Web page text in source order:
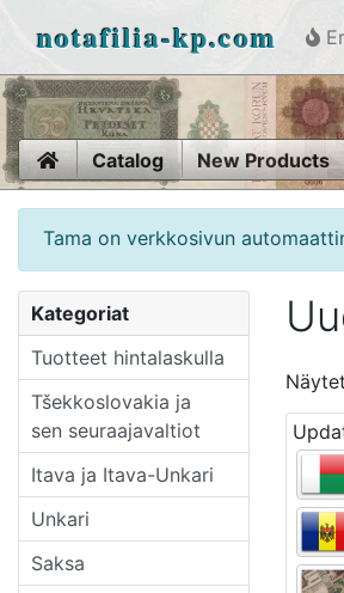
notafilia-kp.com
HomeCatalog New Products
Tama on verkkosivun
Kategoriat
Tuotteet hintalaskulla
Tšekkoslovakia ja
sen seuraajavaltiot
Itava ja Itava-Unkari
Unkari
Saksa